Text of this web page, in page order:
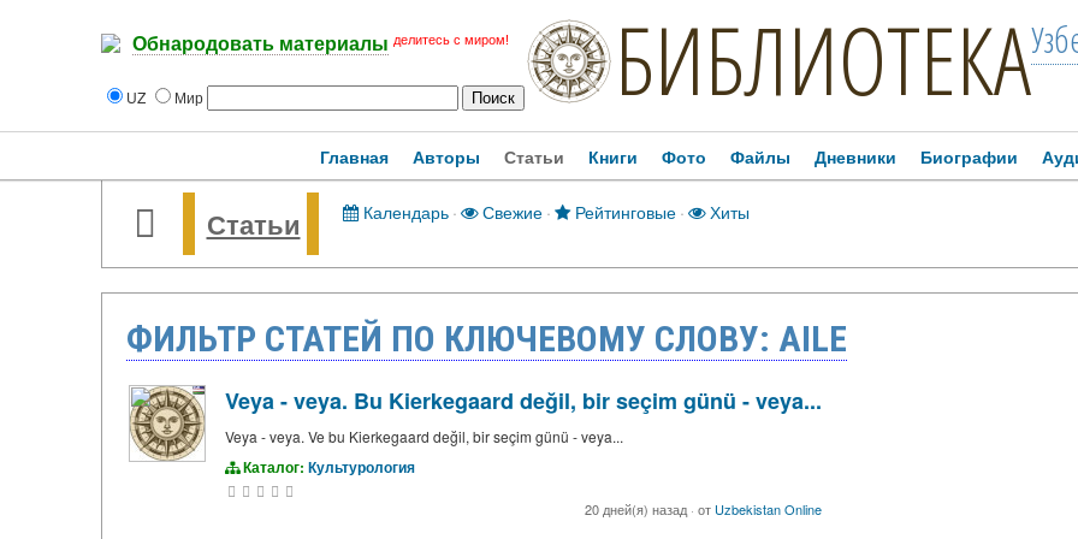
Обнародовать материалы делитесь с миром!
UZ Мир БИБЛИОТЕКА
Главная Авторы Статьи Книги Фото Файлы Дневники Биографии
Статьи Календарь · Свежие · Рейтинговые · Хиты
ФИЛЬТР СТАТЕЙ ПО КЛЮЧЕВОМУ СЛОВУ: AILE
Veya - veya. Bu Kierkegaard değil, bir seçim günü - veya...
Veya - veya. Ve bu Kierkegaard değil, bir seçim günü - veya...
Каталог: Культурология
20 дней(я) назад · от Uzbekistan Online